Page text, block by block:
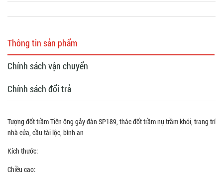
Thông tin sản phẩm
Chính sách vận chuyển
Chính sách đổi trả
Tượng đốt trầm Tiên ông gảy đàn SP189, thác đốt trầm nụ trầm khói, trang trí
nhà cửa, cầu tài lộc, bình an
Kích thước:
Chiều cao: